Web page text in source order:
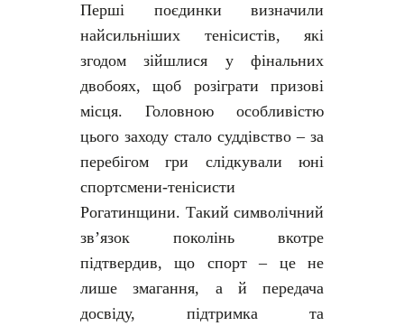
Перші поєдинки визначили
найсильніших тенісистів, які
згодом зійшлися у фінальних
двобоях, щоб розіграти призові
місця. Головною особливістю
цього заходу стало суддівство – за
перебігом гри слідкували юні
спортсмени-тенісисти
Рогатинщини. Такий символічний
зв’язок поколінь вкотре
підтвердив, що спорт – це не
лише змагання, а й передача
досвіду, підтримка та